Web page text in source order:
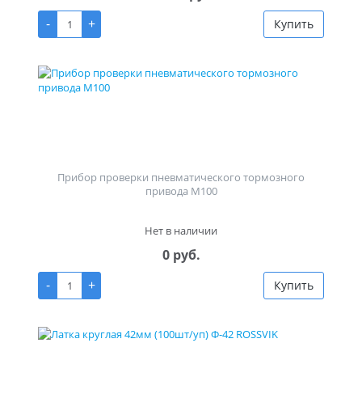
-
+ Купить
Прибор проверки пневматического тормозного
привода М100
Нет в наличии
0 руб.
-
+ Купить